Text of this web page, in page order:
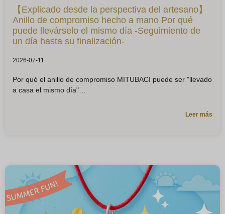
【Explicado desde la perspectiva del artesano】
Anillo de compromiso hecho a mano Por qué
puede llevárselo el mismo día -Seguimiento de
un día hasta su finalización-
2026-07-11
Por qué el anillo de compromiso MITUBACI puede ser "llevado
a casa el mismo día"
Leer más